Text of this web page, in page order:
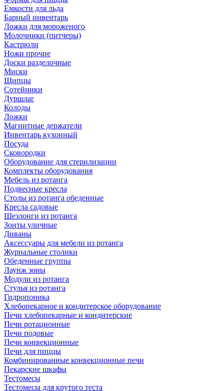
Емкости для льда
Барный инвентарь
Ложки для мороженого
Молочники (питчеры)
Кастрюли
Ножи прочие
Доски разделочные
Миски
Щипцы
Сотейники
Дуршлаг
Колоды
Ложки
Магнитные держатели
Инвентарь кухонный
Посуда
Сковородки
Оборудование для стерилизации
Комплекты оборудования
Мебель из ротанга
Подвесные кресла
Столы из ротанга обеденные
Кресла садовые
Шезлонги из ротанга
Зонты уличные
Диваны
Аксессуары для мебели из ротанга
Журнальные столики
Обеденные группы
Лаунж зоны
Модули из ротанга
Стулья из ротанга
Гидропоника
Хлебопекарное и кондитерское оборудование
Печи хлебопекарные и кондитерские
Печи ротационные
Печи подовые
Печи конвекционные
Печи для пиццы
Комбинированные конвекционные печи
Пекарские шкафы
Тестомесы
Тестомесы для крутого теста